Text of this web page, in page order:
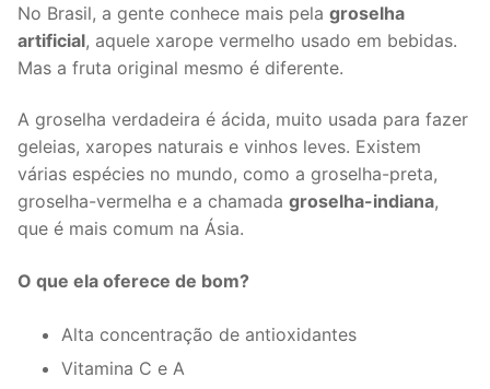
No Brasil, a gente conhece mais pela groselha
artificial, aquele xarope vermelho usado em bebidas.
Mas a fruta original mesmo é diferente.
A groselha verdadeira é ácida, muito usada para fazer
geleias, xaropes naturais e vinhos leves. Existem
várias espécies no mundo, como a groselha-preta,
groselha-vermelha e a chamada groselha-indiana,
que é mais comum na Ásia.
O que ela oferece de bom?
Alta concentração de antioxidantes
Vitamina C e A